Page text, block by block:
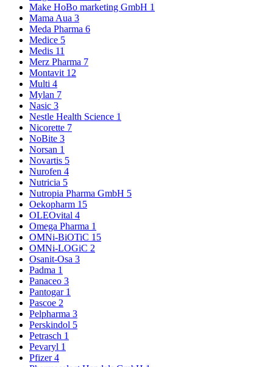
Make HoBo marketing GmbH 1
Mama Aua 3
Meda Pharma 6
Medice 5
Medis 11
Merz Pharma 7
Montavit 12
Multi 4
Mylan 7
Nasic 3
Nestle Health Science 1
Nicorette 7
NoBite 3
Norsan 1
Novartis 5
Nurofen 4
Nutricia 5
Nutropia Pharma GmbH 5
Oekopharm 15
OLEOvital 4
Omega Pharma 1
OMNi-BiOTiC 15
OMNi-LOGiC 2
Osanit-Osa 3
Padma 1
Panaceo 3
Pantogar 1
Pascoe 2
Pelpharma 3
Perskindol 5
Petrasch 1
Pevaryl 1
Pfizer4